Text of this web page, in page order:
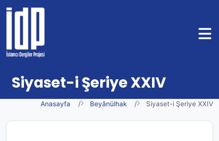
Siyaset-i Şeriye XXIV
Anasayfa Beyânülhak Siyaset-i Şeriye XXIV